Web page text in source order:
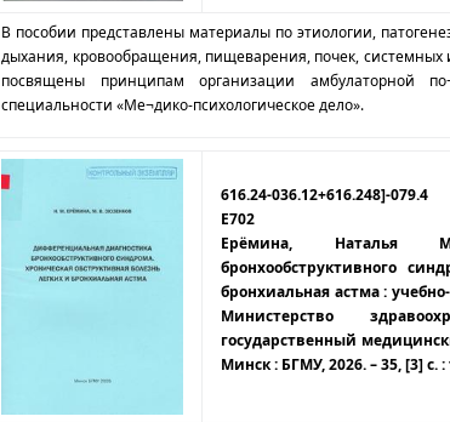
В пособии представлены материалы по этиологии,
дыхания, кровообращения, пищеварения, почек, системных
посвящены принципам организации амбулаторной
специальности «Ме¬дико-психологическое дело».
616.24-036.12+616.248]-079.4
Е702
Ерёмина, Наталья
бронхообструктивного
бронхиальная астма :
Министерство
государственный
Минск : БГМУ, 2026. – 35, [3] с.